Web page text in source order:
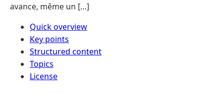
avance, même un […]
Quick overview
Key points
Structured content
Topics
License